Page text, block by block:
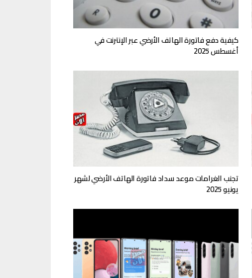
كيفية دفع فاتورة الهاتف الأرضي عبر الإنترنت في
أغسطس 2025
تجنب الغرامات موعد سداد فاتورة الهاتف الأرضي لشهر
يونيو 2025